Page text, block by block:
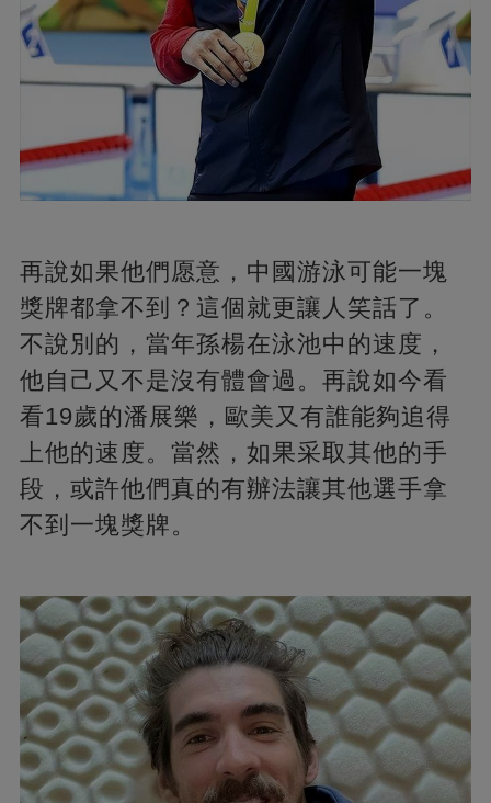
再說如果他們愿意，中國游泳可能一塊
獎牌都拿不到？這個就更讓人笑話了。
不說別的，當年孫楊在泳池中的速度，
他自己又不是沒有體會過。再說如今看
看19歲的潘展樂，歐美又有誰能夠追得
上他的速度。當然，如果采取其他的手
段，或許他們真的有辦法讓其他選手拿
不到一塊獎牌。